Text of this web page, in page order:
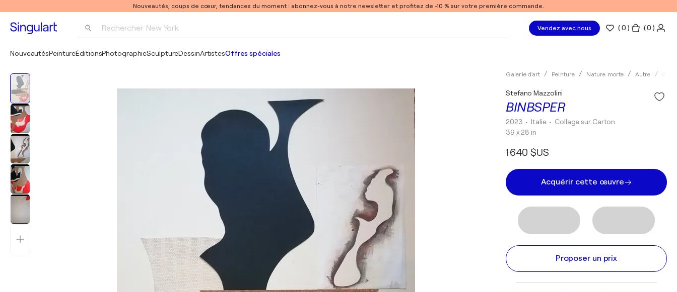
Nouveautés, coups de cœur, tendances du moment : abonnez-vous à notre newsletter et profitez de -10 % sur votre première commande.
Rechercher New York
Pablo Picasso
Vendez avec nous (0 ) ( 0 )
NouveautésPeintureÉditionsPhotographieSculptureDessinArtistesOffres spéciales
Galerie d'art Peinture Nature morte Autre
BINBSPER
Stefano Mazzolini
2023 • Italie • Collage sur Carton
39 x 28 in
1 640 $US
Acquérir cette œuvre
Proposer un prix